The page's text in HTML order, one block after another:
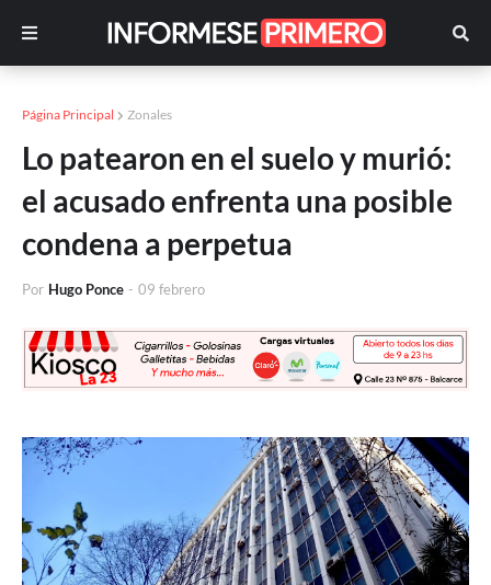
Página Principal Zonales
Lo patearon en el suelo y murió:
el acusado enfrenta una posible
condena a perpetua
Por Hugo Ponce - 09 febrero